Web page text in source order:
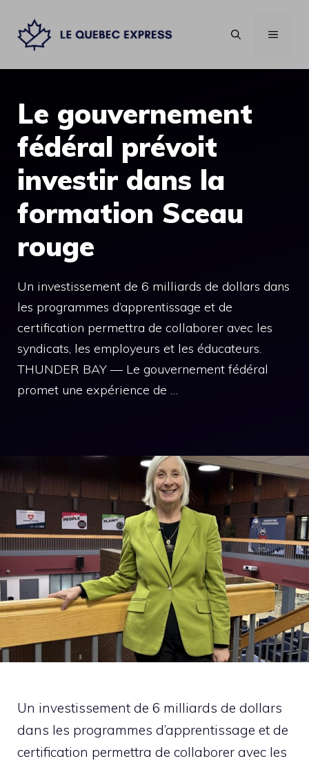
contenu
MENU
Le gouvernement
fédéral prévoit
investir dans la
formation Sceau
rouge
Un investissement de 6 milliards de dollars dans
les programmes d’apprentissage et de
certification permettra de collaborer avec les
syndicats, les employeurs et les éducateurs.
THUNDER BAY — Le gouvernement fédéral
promet une expérience de …
Un investissement de 6 milliards de dollars
dans les programmes d’apprentissage et de
certification permettra de collaborer avec les